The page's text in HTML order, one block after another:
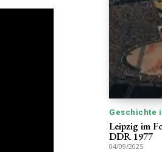
Geschichte
Leipzig im
DDR 1977
04/09/2025